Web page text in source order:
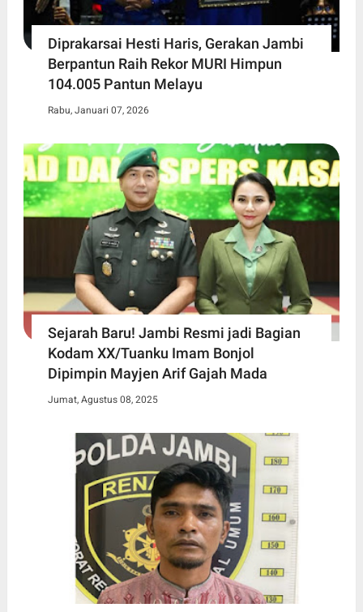
Diprakarsai Hesti Haris, Gerakan Jambi
Berpantun Raih Rekor MURI Himpun
104.005 Pantun Melayu
Rabu, Januari 07, 2026
Sejarah Baru! Jambi Resmi jadi Bagian
Kodam XX/Tuanku Imam Bonjol
Dipimpin Mayjen Arif Gajah Mada
Jumat, Agustus 08, 2025